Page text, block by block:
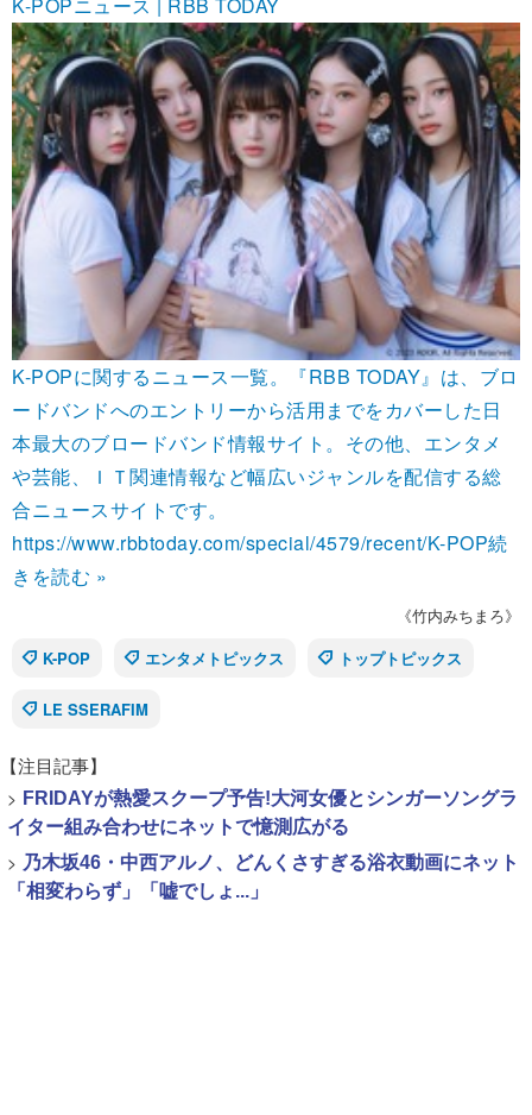
K-POPニュース | RBB TODAY
K-POPに関するニュース一覧。『RBB TODAY』は、ブロ
ードバンドへのエントリーから活用までをカバーした日
本最大のブロードバンド情報サイト。その他、エンタメ
や芸能、ＩＴ関連情報など幅広いジャンルを配信する総
合ニュースサイトです。
https://www.rbbtoday.com/special/4579/recent/K-POP続
きを読む »
《竹内みちまろ》
K-POP
エンタメトピックス トップトピックス
LE SSERAFIM
【注目記事】
> FRIDAYが熱愛スクープ予告!大河女優とシンガーソングラ
イター組み合わせにネットで憶測広がる
> 乃木坂46・中西アルノ、どんくさすぎる浴衣動画にネット
「相変わらず」「嘘でしょ...」